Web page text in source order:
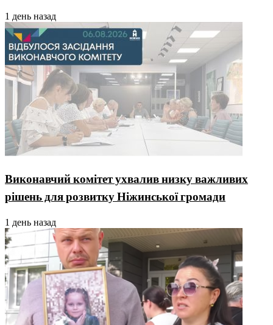
1 день назад
Виконавчий комітет ухвалив низку важливих
рішень для розвитку Ніжинської громади
1 день назад